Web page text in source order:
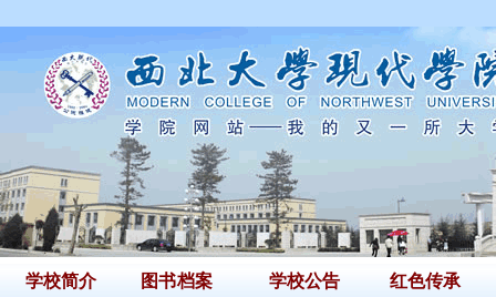
学校简介 图书档案 学校公告
红色传承